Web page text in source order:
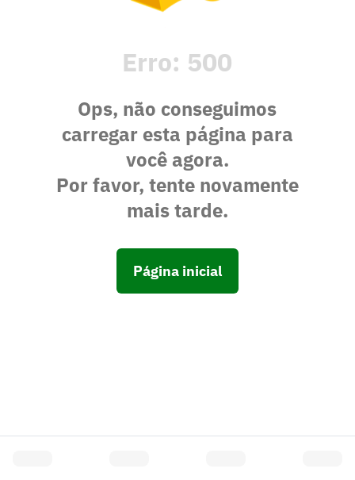
Erro: 500
Ops, não conseguimos
carregar esta página para
você agora.
Por favor, tente novamente
mais tarde.
Página inicial